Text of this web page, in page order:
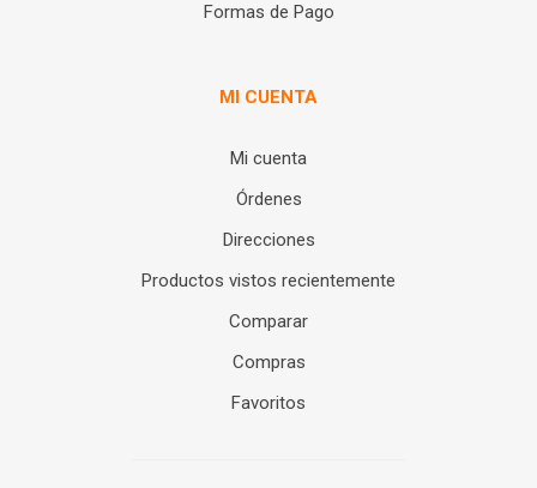
Formas de Pago
MI CUENTA
Mi cuenta
Órdenes
Direcciones
Productos vistos recientemente
Comparar
Compras
Favoritos